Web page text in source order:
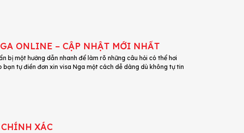
ONLINE – CẬP NHẬT MỚI NHẤT
bị một hướng dẫn nhanh để làm rõ những câu hỏi có thể hơi
tự điền đơn xin visa Nga một cách dễ dàng dù không tự tin
XÁC